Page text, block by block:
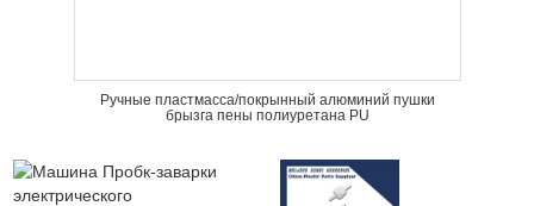
Ручные пластмасса/покрынный алюминий пушки
брызга пены полиуретана PU